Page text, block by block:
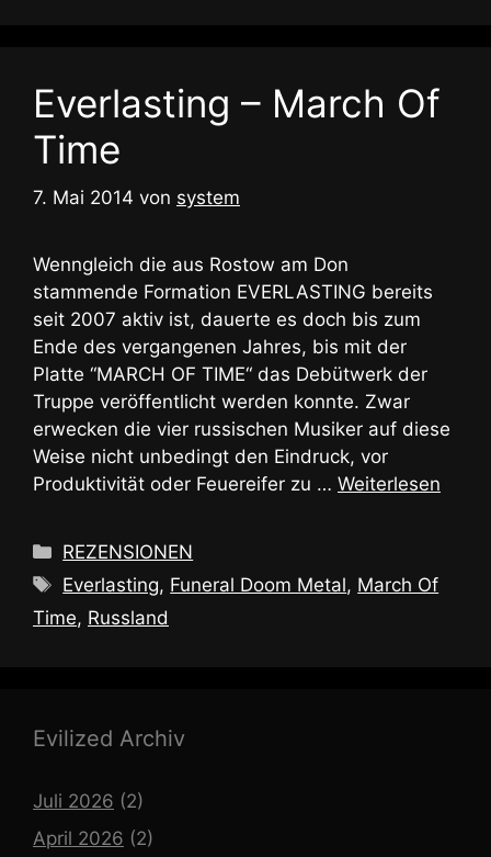
Everlasting – March Of
Time
7. Mai 2014 von system
Wenngleich die aus Rostow am Don
stammende Formation EVERLASTING bereits
seit 2007 aktiv ist, dauerte es doch bis zum
Ende des vergangenen Jahres, bis mit der
Platte “MARCH OF TIME“ das Debütwerk der
Truppe veröffentlicht werden konnte. Zwar
erwecken die vier russischen Musiker auf diese
Weise nicht unbedingt den Eindruck, vor
Produktivität oder Feuereifer zu … Weiterlesen
Kategorien
REZENSIONEN
Schlagwörter
Everlasting, Funeral Doom Metal, March Of
Time, Russland
Evilized Archiv
Juli 2026 (2)
April 2026 (2)